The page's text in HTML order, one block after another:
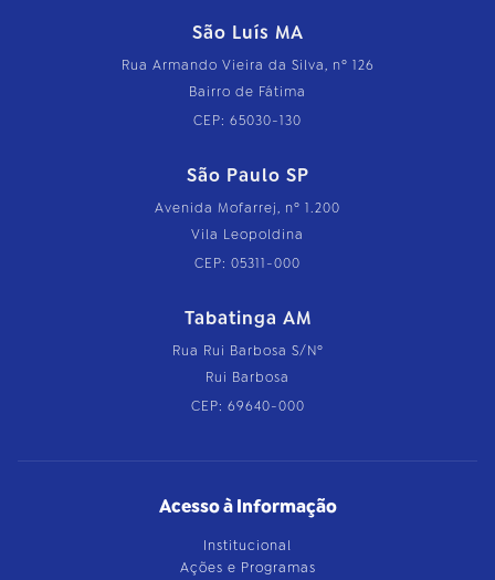
São Luís MA
Rua Armando Vieira da Silva, nº 126
Bairro de Fátima
CEP: 65030-130
São Paulo SP
Avenida Mofarrej, nº 1.200
Vila Leopoldina
CEP: 05311-000
Tabatinga AM
Rua Rui Barbosa S/Nº
Rui Barbosa
CEP: 69640-000
Acesso à Informação
Institucional
Ações e Programas